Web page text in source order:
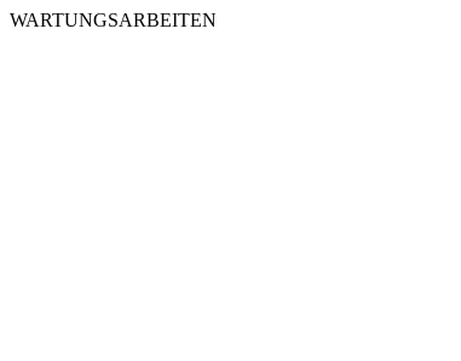
WARTUNGSARBEITEN